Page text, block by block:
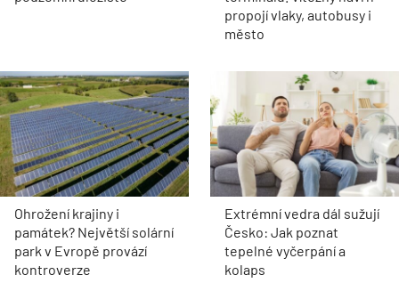
propojí vlaky, autobusy i
město
Ohrožení krajiny i
památek? Největší solární
park v Evropě provází
kontroverze
Extrémní vedra dál sužují
Česko: Jak poznat
tepelné vyčerpání a
kolaps